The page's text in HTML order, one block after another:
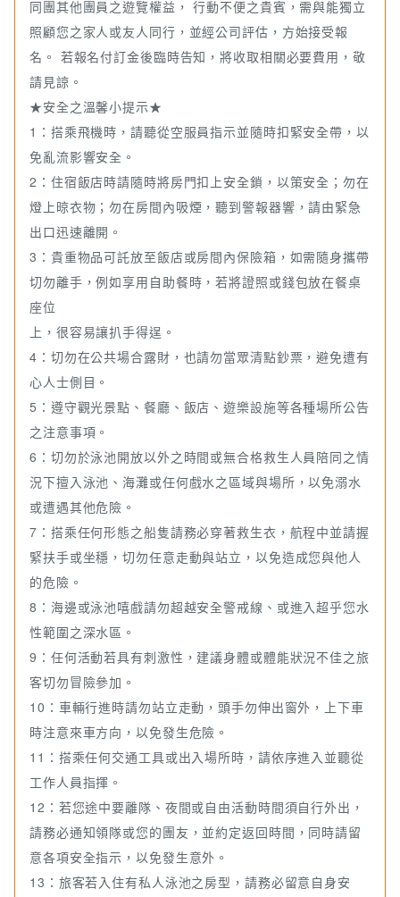
同團其他團員之遊覽權益， 行動不便之貴賓，需與能獨立
照顧您之家人或友人同行，並經公司評估，方始接受報
名。 若報名付訂金後臨時告知，將收取相關必要費用，敬
請見諒。
★安全之溫馨小提示★
1：搭乘飛機時，請聽從空服員指示並隨時扣緊安全帶，以
免亂流影響安全。
2：住宿飯店時請隨時將房門扣上安全鎖，以策安全；勿在
燈上晾衣物；勿在房間內吸煙，聽到警報器響，請由緊急
出口迅速離開。
3：貴重物品可託放至飯店或房間內保險箱，如需隨身攜帶
切勿離手，例如享用自助餐時，若將證照或錢包放在餐桌
座位
上，很容易讓扒手得逞。
4：切勿在公共場合露財，也請勿當眾清點鈔票，避免遭有
心人士側目。
5：遵守觀光景點、餐廳、飯店、遊樂設施等各種場所公告
之注意事項。
6：切勿於泳池開放以外之時間或無合格救生人員陪同之情
況下擅入泳池、海灘或任何戲水之區域與場所，以免溺水
或遭遇其他危險。
7：搭乘任何形態之船隻請務必穿著救生衣，航程中並請握
緊扶手或坐穩，切勿任意走動與站立，以免造成您與他人
的危險。
8：海邊或泳池嘻戲請勿超越安全警戒線、或進入超乎您水
性範圍之深水區。
9：任何活動若具有刺激性，建議身體或體能狀況不佳之旅
客切勿冒險參加。
10：車輛行進時請勿站立走動，頭手勿伸出窗外，上下車
時注意來車方向，以免發生危險。
11：搭乘任何交通工具或出入場所時，請依序進入並聽從
工作人員指揮。
12：若您途中要離隊、夜間或自由活動時間須自行外出，
請務必通知領隊或您的團友，並約定返回時間，同時請留
意各項安全指示，以免發生意外。
13：旅客若入住有私人泳池之房型，請務必留意自身安